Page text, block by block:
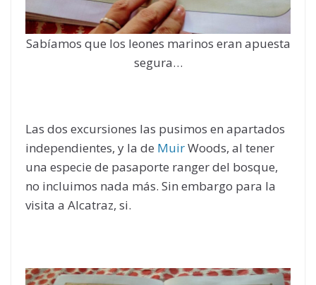
Sabíamos que los leones marinos eran apuesta
segura…
Las dos excursiones las pusimos en apartados
independientes, y la de MuirWoods, al tener
una especie de pasaporte ranger del bosque,
no incluimos nada más. Sin embargo para la
visita a Alcatraz, si.